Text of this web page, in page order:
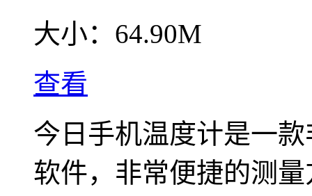
大小： 64.90M
查看
今日手机温度计是一
软件，非常便捷的测